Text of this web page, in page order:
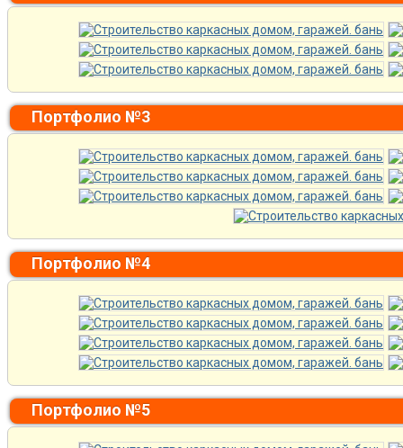
Портфолио №3
Портфолио №4
Портфолио №5